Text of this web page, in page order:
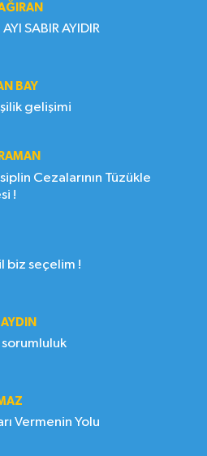
SABIR AYIDIR
BAY
gelişimi
Cezalarının Tüzükle
!
biz seçelim !
Gençlik ve sorumluluk
Vermenin Yolu